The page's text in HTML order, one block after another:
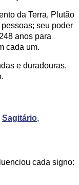
da Terra, Plutão
seu poder
anos para
cada um.
e duradouras.
Sagitário,
cada signo: